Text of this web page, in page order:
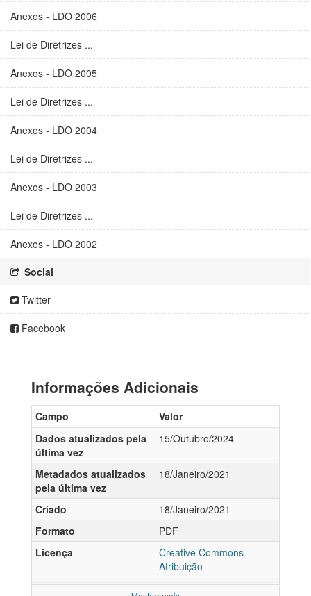
Anexos - LDO 2006
Lei de Diretrizes ...
Anexos - LDO 2005
Lei de Diretrizes ...
Anexos - LDO 2004
Lei de Diretrizes ...
Anexos - LDO 2003
Lei de Diretrizes ...
Anexos - LDO 2002
Social
Twitter
Facebook
Informações Adicionais
Campo
Valor
Dados atualizados pela
última vez
15/Outubro/2024
Metadados atualizados
pela última vez
18/Janeiro/2021
Criado
18/Janeiro/2021
Formato
PDF
Licença
Creative Commons
Atribuição